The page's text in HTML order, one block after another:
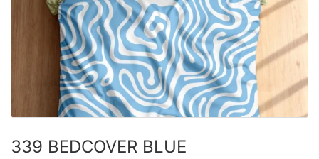
339 BEDCOVER BLUE